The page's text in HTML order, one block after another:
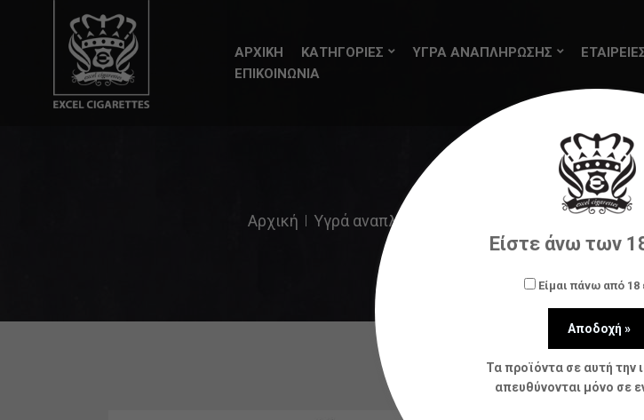
ΑΡΧΙΚΗ ΚΑΤΗΓΟΡΙΕΣ ΥΓΡΑ ΑΝΑΠΛΗΡΩΣΗΣ
ΕΠΙΚΟΙΝΩΝΙΑ
Αρχική Υγρά αναπλήρωσης (flavorshots)
Είστε άνω των
Είμαι πάνω από 18
Τα προϊόντα σε αυτή την
απευθύνονται μόνο σε